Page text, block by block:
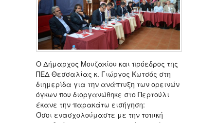
Ο Δήμαρχος Μουζακίου και πρόεδρος της
ΠΕΔ Θεσσαλίας κ. Γιώργος Κωτσός στη
διημερίδα για την ανάπτυξη των ορεινών
όγκων που διοργανώθηκε στο Περτούλι
έκανε την παρακάτω εισήγηση:
Όσοι ενασχολούμαστε με την τοπική